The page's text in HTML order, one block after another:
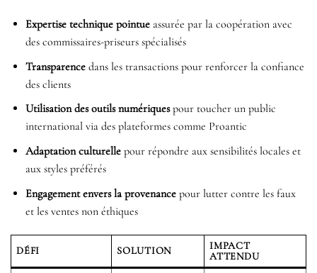
Expertise technique pointueassurée par la coopération avec
des commissaires-priseurs spécialisés
Transparencedans les transactions pour renforcer la confiance
des clients
Utilisation des outils numériquespour toucher un public
international via des plateformes comme Proantic
Adaptation culturellepour répondre aux sensibilités locales et
aux styles préférés
Engagement envers la provenancepour lutter contre les faux
et les ventes non éthiques
DÉFI SOLUTION
IMPACT
ATTENDU